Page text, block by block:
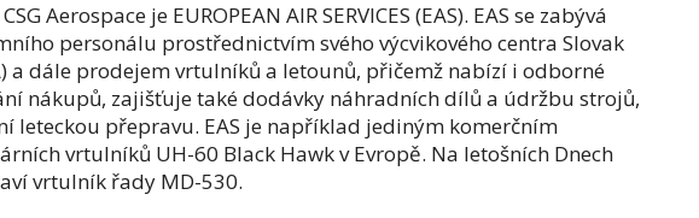
Aerospace je EUROPEAN AIR SERVICES (EAS). EAS se zabývá
personálu prostřednictvím svého výcvikového centra Slovak
a dále prodejem vrtulníků a letounů, přičemž nabízí i odborné
nákupů, zajišťuje také dodávky náhradních dílů a údržbu strojů,
leteckou přepravu. EAS je například jediným komerčním
vrtulníků UH-60 Black Hawk v Evropě. Na letošních Dnech
vrtulník řady MD-530.